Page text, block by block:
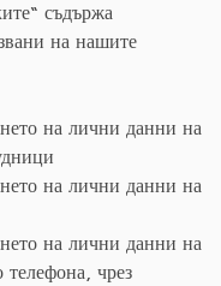
съдържа
на нашите
на лични данни на
на лични данни на
на лични данни на
телефона, чрез